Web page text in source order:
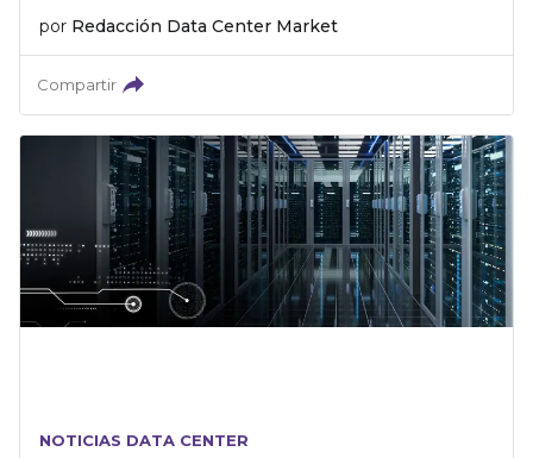
por Redacción Data Center Market
Compartir
NOTICIAS DATA CENTER